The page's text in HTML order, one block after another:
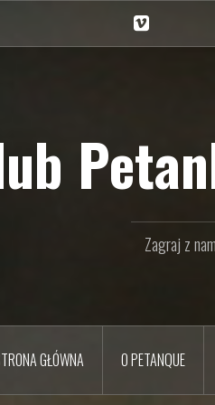
na
Zagraj z
GŁÓWNA O PETANQUE